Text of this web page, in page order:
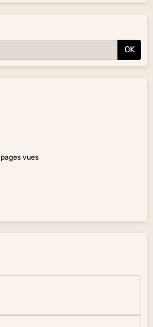
OK
pages vues